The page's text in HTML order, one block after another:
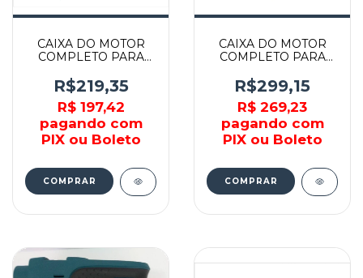
CAIXA DO MOTOR
COMPLETO PARA
188243-5 - MAKITA
R$219,35
R$ 197,42
pagando com
PIX ou Boleto
COMPRAR
CAIXA DO MOTOR
COMPLETO PARA
MAKITA
R$299,15
R$ 269,23
pagando com
PIX ou Boleto
COMPRAR